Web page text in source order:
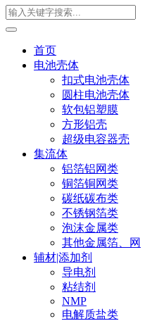
首页
电池壳体
扣式电池壳体
圆柱电池壳体
软包铝塑膜
方形铝壳
超级电容器壳
集流体
铝箔铝网类
铜箔铜网类
碳纸碳布类
不锈钢箔类
泡沫金属类
其他金属箔、网
辅材|添加剂
导电剂
粘结剂
NMP
电解质盐类